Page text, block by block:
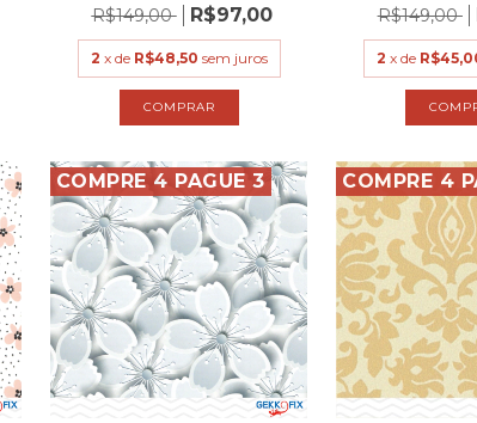
R$149,00 R$97,00
2 x de R$48,50 sem juros
R$149,00
2 x de
COMPRE 4 PAGUE 3 COMPRE 4